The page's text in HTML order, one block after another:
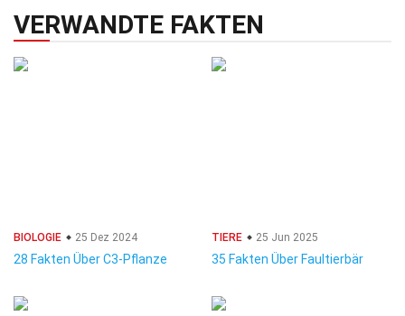
VERWANDTE FAKTEN
BIOLOGIE 25 Dez 2024
28 Fakten Über C3-Pflanze
TIERE 25 Jun 2025
35 Fakten Über Faultierbär